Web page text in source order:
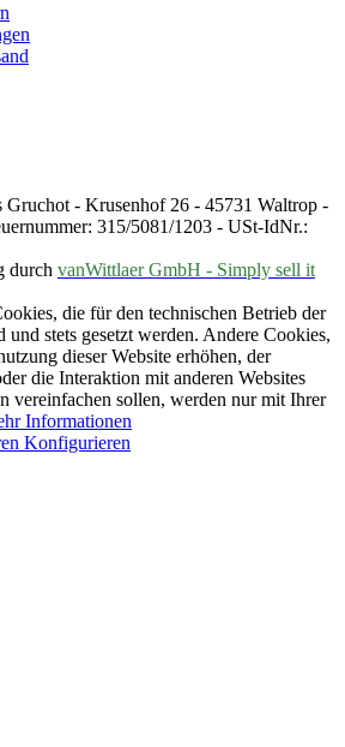
Gruchot - Krusenhof 26 - 45731 Waltrop -
315/5081/1203 - USt-IdNr.:
durch vanWittlaer GmbH - Simply sell it
die für den technischen Betrieb der
und stets gesetzt werden. Andere Cookies,
dieser Website erhöhen, der
die Interaktion mit anderen Websites
vereinfachen sollen, werden nur mit Ihrer
Informationen
Konfigurieren